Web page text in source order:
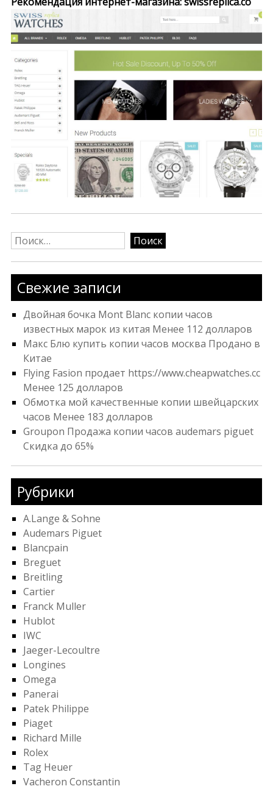
Найти:
Свежие записи
Двойная бочка Mont Blanc копии часов
известных марок из китая Менее 112 долларов
Макс Блю купить копии часов москва Продано в
Китае
Flying Fasion продает https://www.cheapwatches.cc
Менее 125 долларов
Обмотка мой качественные копии швейцарских
часов Менее 183 долларов
Groupon Продажа копии часов audemars piguet
Скидка до 65%
Рубрики
A.Lange & Sohne
Audemars Piguet
Blancpain
Breguet
Breitling
Cartier
Franck Muller
Hublot
IWC
Jaeger-Lecoultre
Longines
Omega
Panerai
Patek Philippe
Piaget
Richard Mille
Rolex
Tag Heuer
Vacheron Constantin